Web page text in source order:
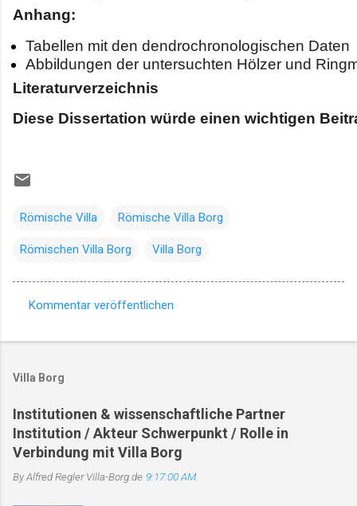
Anhang:
Tabellen mit den dendrochronologischen Daten
Abbildungen der untersuchten Hölzer und
Literaturverzeichnis
Diese Dissertation würde einen wichtigen
Römische Villa Römische Villa Borg
Römischen Villa Borg Villa Borg
o
e
n
t
a
Kommentar veröffentlichen
Villa Borg
Institutionen & wissenschaftliche Partner
Institution / Akteur Schwerpunkt / Rolle in
Verbindung mit Villa Borg
By Alfred ReglerVilla-Borg.de 9:17:00 AM